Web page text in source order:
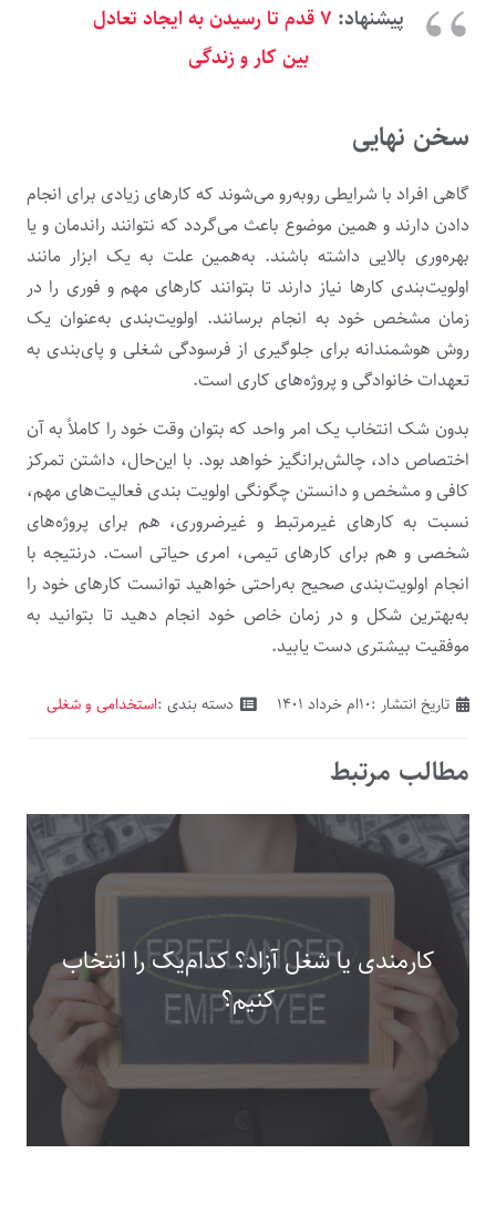
پیشنهاد:
۷ قدم تا رسیدن به ایجاد تعادل
بین کار و زندگی
سخن نهایی
گاهی افراد با شرایطی روبه‌رو می‌شوند که کارهای زیادی برای انجام
دادن دارند و همین موضوع باعث می‌گردد که نتوانند راندمان و یا
بهره‌وری بالایی داشته باشند. به‌همین علت به یک ابزار مانند
اولویت‌بندی کارها نیاز دارند تا بتوانند کارهای مهم و فوری را در
زمان مشخص خود به انجام برسانند. اولویت‌‌بندی به‌عنوان یک
روش هوشمندانه برای جلوگیری از فرسودگی شغلی و پای‌بندی به
تعهدات خانوادگی و پروژه‌های کاری است.
بدون شک انتخاب یک امر واحد که بتوان وقت خود را کاملاً به آن
اختصاص داد، چالش‌برانگیز خواهد بود. با این‌حال، داشتن تمرکز
کافی و مشخص و دانستن چگونگی اولویت ‌بندی فعالیت‌های مهم،
نسبت به کارهای غیرمرتبط و غیرضروری، هم برای پروژه‌های
شخصی و هم برای کارهای تیمی، امری حیاتی است. درنتیجه با
انجام اولویت‌بندی صحیح به‌راحتی خواهید توانست کارهای خود را
به‌بهترین شکل و در زمان خاص خود انجام دهید تا بتوانید به
موفقیت بیشتری دست یابید.
تاریخ انتشار :۱۰ام خرداد ۱۴۰۱ دسته بندی :استخدامی و شغلی
مطالب مرتبط
کارمندی یا شغل آزاد؟ کدام‌یک را انتخاب
کنیم؟